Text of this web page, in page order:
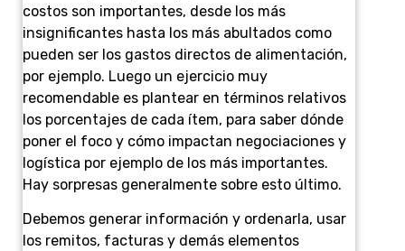
costos son importantes, desde los más
insignificantes hasta los más abultados como
pueden ser los gastos directos de alimentación,
por ejemplo. Luego un ejercicio muy
recomendable es plantear en términos relativos
los porcentajes de cada ítem, para saber dónde
poner el foco y cómo impactan negociaciones y
logística por ejemplo de los más importantes.
Hay sorpresas generalmente sobre esto último.
Debemos generar información y ordenarla, usar
los remitos, facturas y demás elementos